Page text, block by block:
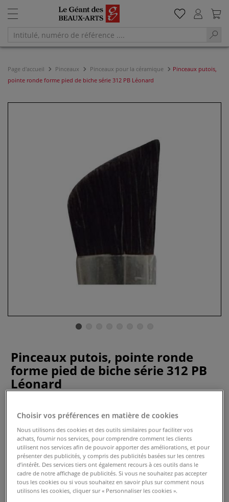
Page d'accueil Pinceaux Pinceaux pour la céramique
Pinceaux putois,
pointe ronde forme pied de biche série 312 PB Léonard
Pinceaux putois, pointe ronde
forme pied de biche série 312 PB
Léonard
pour la peinture sur porcelaine.
Plus
dès 24,95 €
Choisir vos préférences en matière de cookies
Nous utilisons des cookies et des outils similaires pour faciliter vos
achats, fournir nos services, pour comprendre comment les clients
utilisent nos services afin de pouvoir apporter des améliorations, et pour
présenter des publicités, y compris des publicités basées sur les centres
d’intérêt. Des services tiers ont également recours à ces outils dans le
cadre de notre affichage de publicités. Si vous ne souhaitez pas accepter
tous les cookies ou si vous souhaitez en savoir plus sur comment nous
utilisons les cookies, cliquer sur « Personnaliser les cookies ».